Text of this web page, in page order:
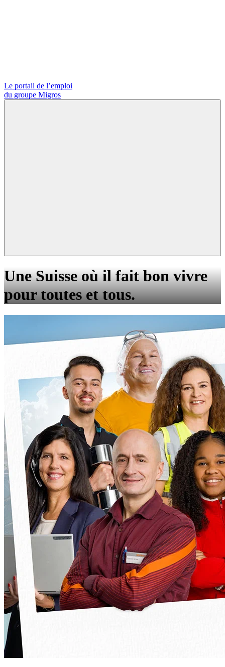
Le portail de l’emploi
du groupe Migros
Une Suisse où il fait bon vivre
pour toutes et tous.